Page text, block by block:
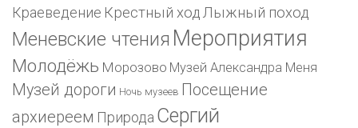
Краеведение Крестный ход Лыжный поход
Меневские чтения Мероприятия
Молодёжь Морозово Музей Александра Меня
Музей дороги Ночь музеев Посещение
архиереем Природа Сергий